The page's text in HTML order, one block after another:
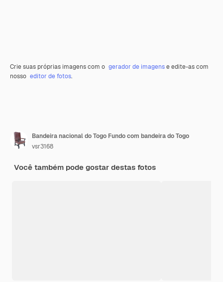
Crie suas próprias imagens com o gerador de imagense edite-as com
nosso editor de fotos.
Bandeira nacional do Togo Fundo com bandeira do Togo
vsr3168
Você também pode gostar destas fotos